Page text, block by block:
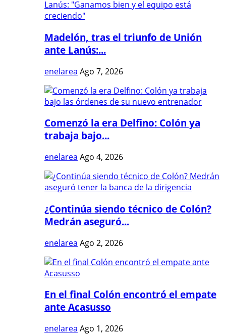
Madelón, tras el triunfo de Unión
ante Lanús:...
enelarea Ago 7, 2026
Comenzó la era Delfino: Colón ya
trabaja bajo...
enelarea Ago 4, 2026
¿Continúa siendo técnico de Colón?
Medrán aseguró...
enelarea Ago 2, 2026
En el final Colón encontró el empate
ante Acasusso
enelarea Ago 1, 2026